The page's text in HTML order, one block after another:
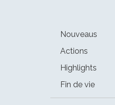
Nouveaus
Actions
Highlights
Fin de vie